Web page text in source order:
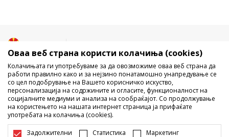
Не е дозволено превземање или користење на содржината од
интернет страните на Sport Vision, делумно или целосно a се
Оваа веб страна користи колачиња (cookies)
Колачињата ги употребуваме за да овозможиме оваа веб страна да
работи правилно како и за нејзино понатамошно унапредување се
со цел подобрување на Вашето корисничко искуство,
персонализација на содржините и огласите, функционалност на
социјалните медиуми и анализа на сообраќајот. Со продолжување
на користењето на нашата интернет страница ја прифаќате
употребата на колачиња (cookies).
Задолжителни Статистика Маркетинг